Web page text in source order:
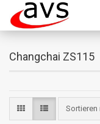
Changchai ZS115
Sortieren